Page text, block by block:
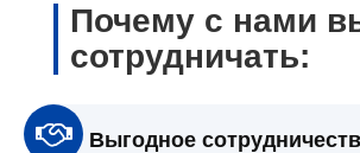
Почему с нами
сотрудничать:
Выгодное